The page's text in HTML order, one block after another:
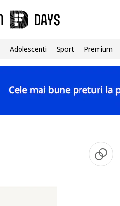
Adolescenti Sport Premium